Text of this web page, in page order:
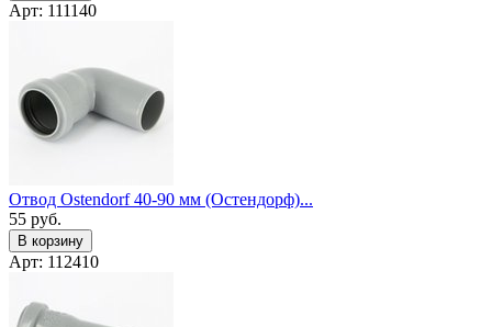
Арт: 111140
Отвод Ostendorf 40-90 мм (Остендорф)...
55 руб.
В корзину
Арт: 112410